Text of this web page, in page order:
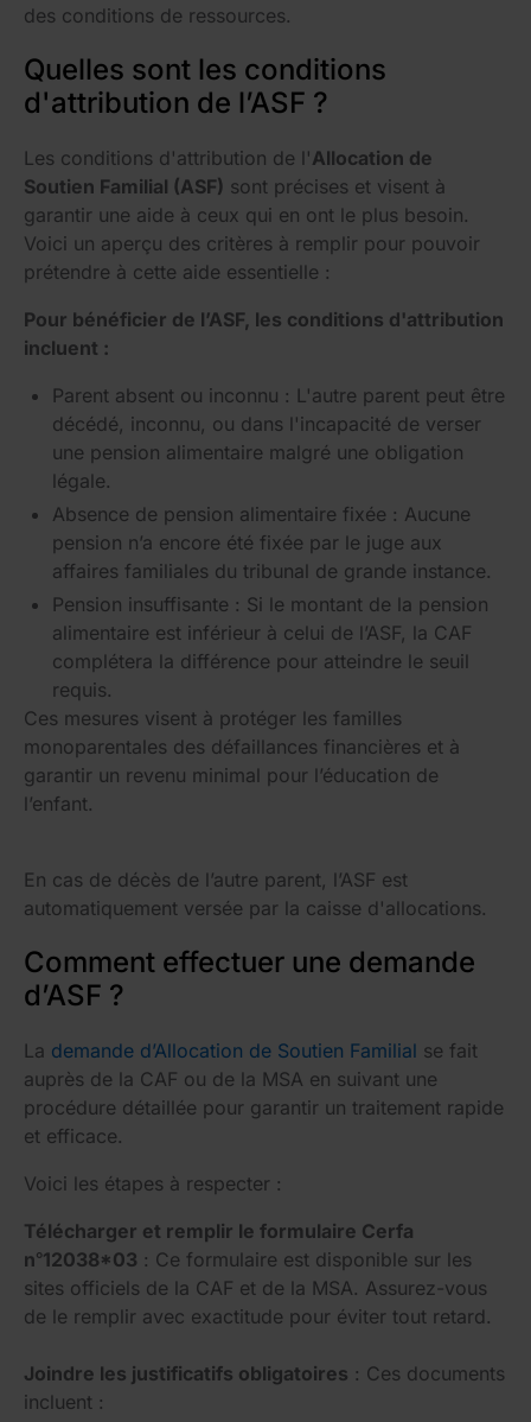
des conditions de ressources.
Quelles sont les conditions
d'attribution de l’ASF ?
Les conditions d'attribution de l'Allocation de
Soutien Familial (ASF) sont précises et visent à
garantir une aide à ceux qui en ont le plus besoin.
Voici un aperçu des critères à remplir pour pouvoir
prétendre à cette aide essentielle :
Pour bénéficier de l’ASF, les conditions d'attribution
incluent :
Parent absent ou inconnu : L'autre parent peut être
décédé, inconnu, ou dans l'incapacité de verser
une pension alimentaire malgré une obligation
légale.
Absence de pension alimentaire fixée : Aucune
pension n’a encore été fixée par le juge aux
affaires familiales du tribunal de grande instance.
Pension insuffisante : Si le montant de la pension
alimentaire est inférieur à celui de l’ASF, la CAF
complétera la différence pour atteindre le seuil
requis.
Ces mesures visent à protéger les familles
monoparentales des défaillances financières et à
garantir un revenu minimal pour l’éducation de
l’enfant.
En cas de décès de l’autre parent, l’ASF est
automatiquement versée par la caisse d'allocations.
Comment effectuer une demande
d’ASF ?
La demande d’Allocation de Soutien Familial se fait
auprès de la CAF ou de la MSA en suivant une
procédure détaillée pour garantir un traitement rapide
et efficace.
Voici les étapes à respecter :
Télécharger et remplir le formulaire Cerfa
n°12038*03 : Ce formulaire est disponible sur les
sites officiels de la CAF et de la MSA. Assurez-vous
de le remplir avec exactitude pour éviter tout retard.
Joindre les justificatifs obligatoires : Ces documents
incluent :